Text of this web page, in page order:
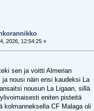
2026, 12:54:25 »
sen ja voitti Almerian
nousi näin ensi kaudeksi La
nousun La Ligaan, sillä
eniten pisteitä
kolmanneksella CF Malaga oli